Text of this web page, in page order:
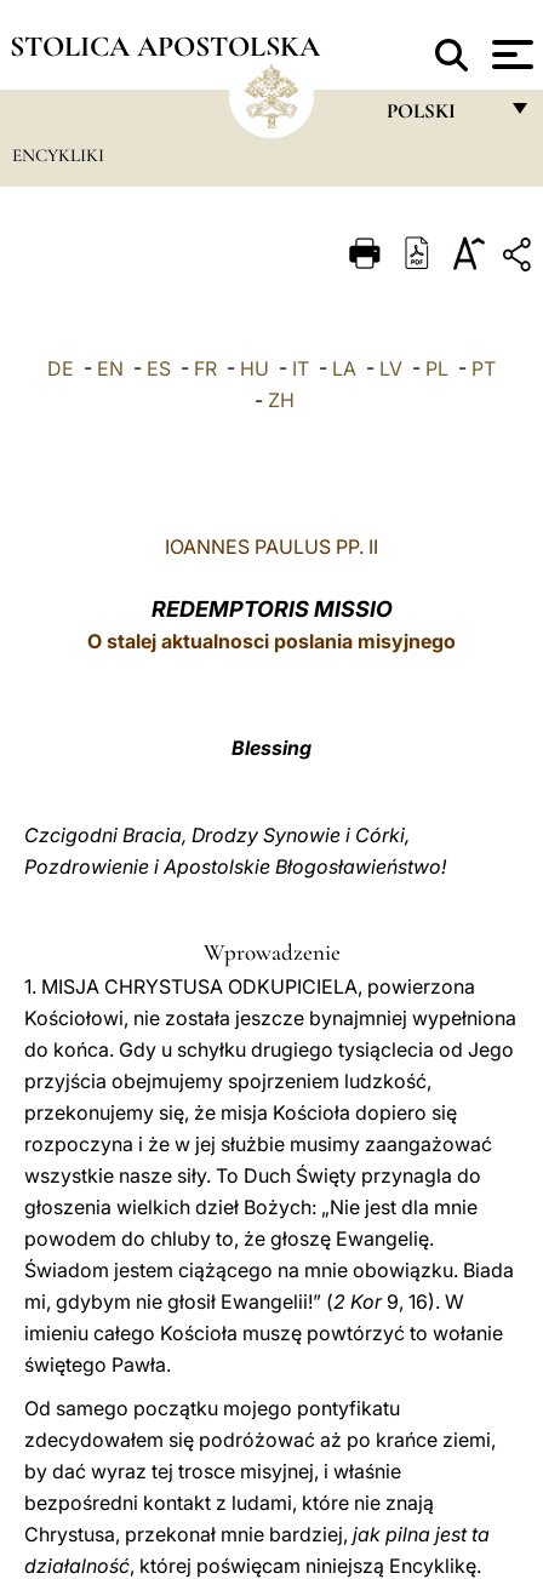
STOLICA APOSTOLSKA
POLSKI
ITALIANO
ENCYKLIKI
DE - EN - ES - FR - HU - IT - LA - LV - PL - PT
- ZH
IOANNES PAULUS PP. II
REDEMPTORIS MISSIO
O stalej aktualnosci poslania misyjnego
Blessing
Czcigodni Bracia, Drodzy Synowie i Córki,
Pozdrowienie i Apostolskie Błogosławieństwo!
Wprowadzenie
1. MISJA CHRYSTUSA ODKUPICIELA, powierzona
Kościołowi, nie została jeszcze bynajmniej wypełniona
do końca. Gdy u schyłku drugiego tysiąclecia od Jego
przyjścia obejmujemy spojrzeniem ludzkość,
przekonujemy się, że misja Kościoła dopiero się
rozpoczyna i że w jej służbie musimy zaangażować
wszystkie nasze siły. To Duch Święty przynagla do
głoszenia wielkich dzieł Bożych: „Nie jest dla mnie
powodem do chluby to, że głoszę Ewangelię.
Świadom jestem ciążącego na mnie obowiązku. Biada
mi, gdybym nie głosił Ewangelii!” (2 Kor9, 16). W
imieniu całego Kościoła muszę powtórzyć to wołanie
świętego Pawła.
Od samego początku mojego pontyfikatu
zdecydowałem się podróżować aż po krańce ziemi,
by dać wyraz tej trosce misyjnej, i właśnie
bezpośredni kontakt z ludami, które nie znają
Chrystusa, przekonał mnie bardziej, jak pilna jest ta
działalność, której poświęcam niniejszą Encyklikę.